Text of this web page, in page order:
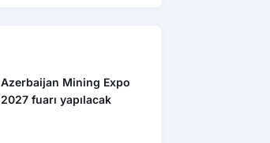
Azerbaijan Mining Expo
2027 fuarı yapılacak